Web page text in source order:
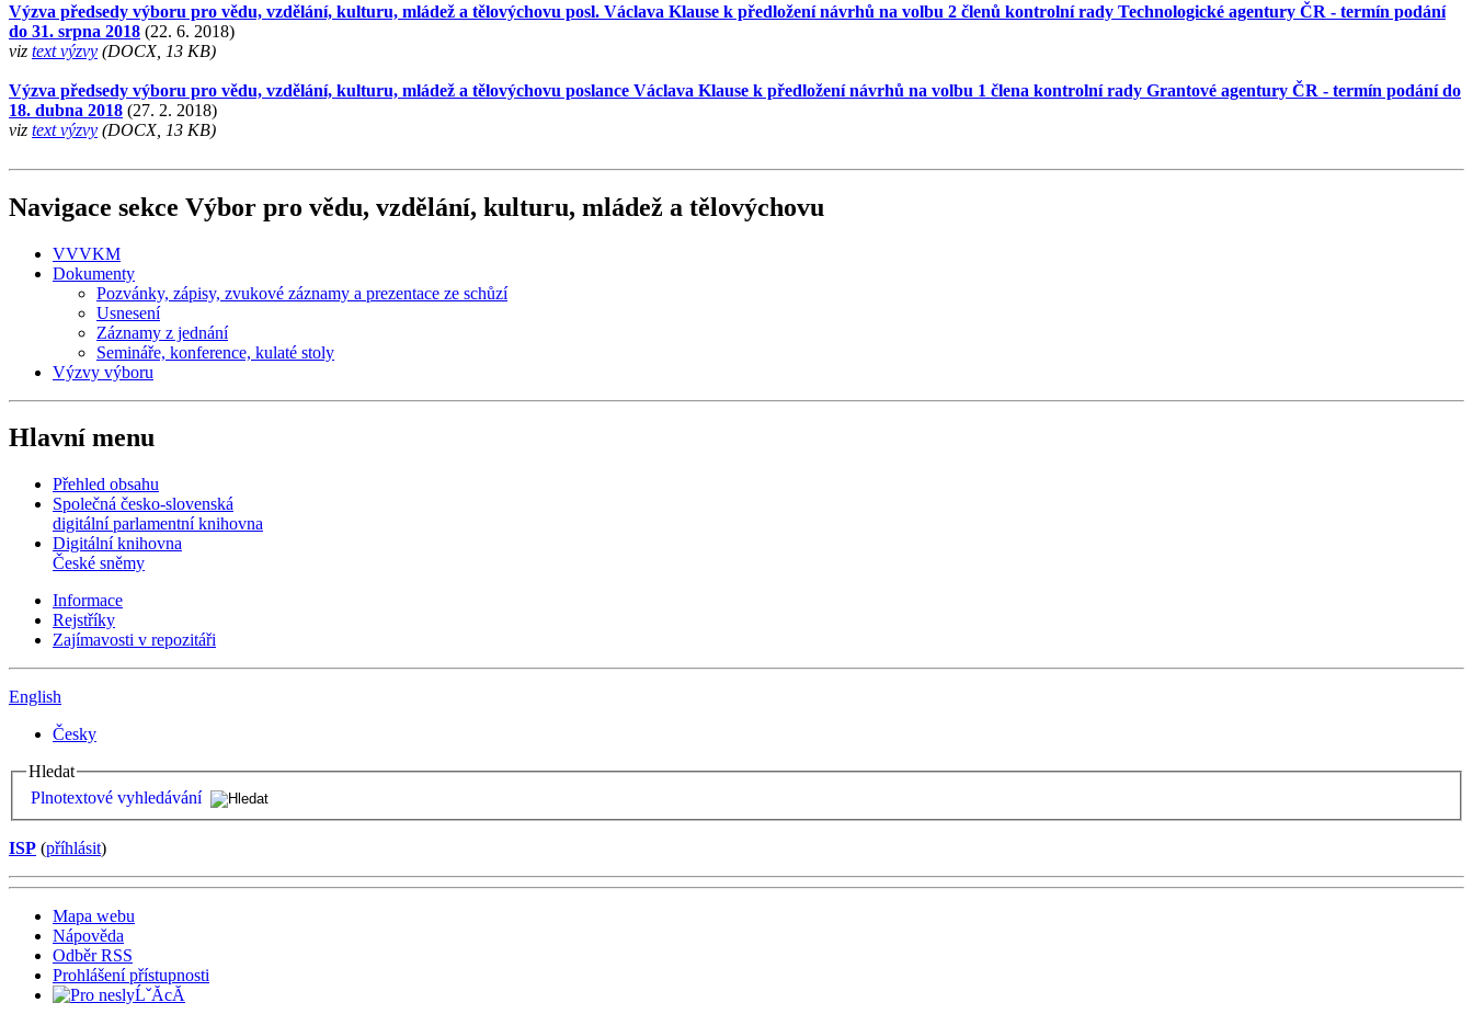
Výzva předsedy výboru pro vědu, vzdělání, kulturu, mládež a tělovýchovu posl. Václava Klause k předložení návrhů na volbu 2 členů kontrolní rady Technologické agentury ČR - termín podání
do 31. srpna 2018 (22. 6. 2018)
viz text výzvy (DOCX, 13 KB)
Výzva předsedy výboru pro vědu, vzdělání, kulturu, mládež a tělovýchovu poslance Václava Klause k předložení návrhů na volbu 1 člena kontrolní rady Grantové agentury ČR - termín podání do
18. dubna 2018 (27. 2. 2018)
viz text výzvy (DOCX, 13 KB)
Navigace sekce Výbor pro vědu, vzdělání, kulturu, mládež a tělovýchovu
VVVKM
Dokumenty
Pozvánky, zápisy, zvukové záznamy a prezentace ze schůzí
Usnesení
Záznamy z jednání
Semináře, konference, kulaté stoly
Výzvy výboru
Hlavní menu
Přehled obsahu
Společná česko-slovenská
digitální parlamentní knihovna
Digitální knihovna
České sněmy
Informace
Rejstříky
Zajímavosti v repozitáři
English
Česky
Hledat
Plnotextové vyhledávání
ISP (příhlásit)
Mapa webu
Nápověda
Odběr RSS
Prohlášení přístupnosti